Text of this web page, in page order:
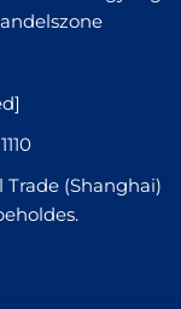
(Shanghai)